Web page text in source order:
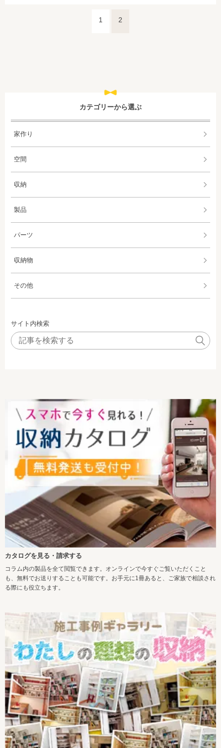
1 2
カテゴリーから選ぶ
家作り
空間
収納
製品
パーツ
収納物
その他
サイト内検索
カタログを見る・請求する
コラム内の製品を全て閲覧できます。オンラインで今すぐご覧いただくこと
も、無料でお送りすることも可能です。お手元に1冊あると、ご家族で相談され
る際にも役立ちます。